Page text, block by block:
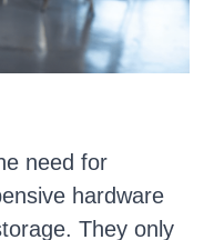
need for
hardware
They only